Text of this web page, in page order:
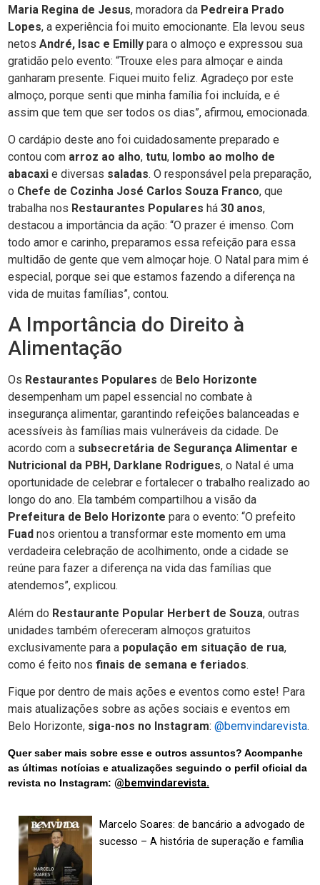
Maria Regina de Jesus, moradora da Pedreira Prado
Lopes, a experiência foi muito emocionante. Ela levou seus
netos André, Isac e Emilly para o almoço e expressou sua
gratidão pelo evento: “Trouxe eles para almoçar e ainda
ganharam presente. Fiquei muito feliz. Agradeço por este
almoço, porque senti que minha família foi incluída, e é
assim que tem que ser todos os dias”, afirmou, emocionada.
O cardápio deste ano foi cuidadosamente preparado e
contou com arroz ao alho, tutu, lombo ao molho de
abacaxi e diversas saladas. O responsável pela preparação,
o Chefe de Cozinha José Carlos Souza Franco, que
trabalha nos Restaurantes Populares há 30 anos,
destacou a importância da ação: “O prazer é imenso. Com
todo amor e carinho, preparamos essa refeição para essa
multidão de gente que vem almoçar hoje. O Natal para mim é
especial, porque sei que estamos fazendo a diferença na
vida de muitas famílias”, contou.
A Importância do Direito à
Alimentação
Os Restaurantes Populares de Belo Horizonte
desempenham um papel essencial no combate à
insegurança alimentar, garantindo refeições balanceadas e
acessíveis às famílias mais vulneráveis da cidade. De
acordo com a subsecretária de Segurança Alimentar e
Nutricional da PBH, Darklane Rodrigues, o Natal é uma
oportunidade de celebrar e fortalecer o trabalho realizado ao
longo do ano. Ela também compartilhou a visão da
Prefeitura de Belo Horizonte para o evento: “O prefeito
Fuad nos orientou a transformar este momento em uma
verdadeira celebração de acolhimento, onde a cidade se
reúne para fazer a diferença na vida das famílias que
atendemos”, explicou.
Além do Restaurante Popular Herbert de Souza, outras
unidades também ofereceram almoços gratuitos
exclusivamente para a população em situação de rua,
como é feito nos finais de semana e feriados.
Fique por dentro de mais ações e eventos como este! Para
mais atualizações sobre as ações sociais e eventos em
Belo Horizonte, siga-nos no Instagram: @bemvindarevista.
Quer saber mais sobre esse e outros assuntos? Acompanhe
as últimas notícias e atualizações seguindo o perfil oficial da
revista no Instagram: @bemvindarevista.
Marcelo Soares: de bancário a advogado de
sucesso – A história de superação e família